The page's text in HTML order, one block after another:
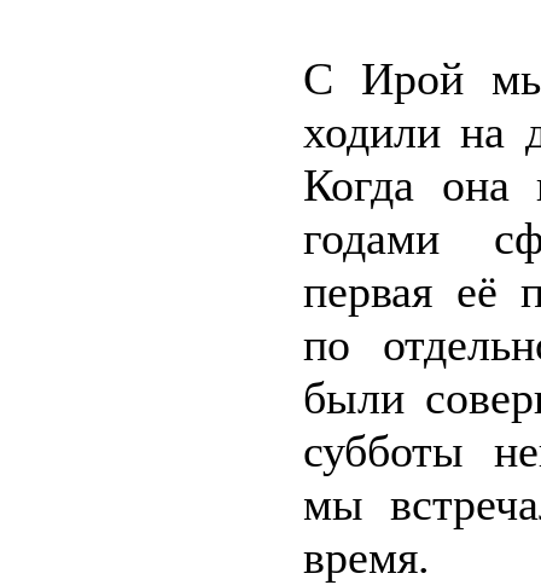
С Ирой мы
ходили на
Когда
годами
первая её
по
были
субботы
мы
время.